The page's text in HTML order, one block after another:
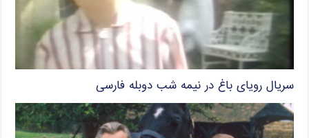
سریال رویای باغ در نیمه شب دوبله فارسی